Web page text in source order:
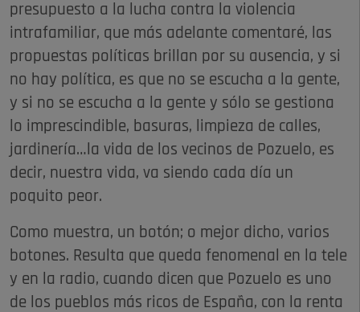
presupuesto a la lucha contra la violencia
intrafamiliar, que más adelante comentaré, las
propuestas políticas brillan por su ausencia, y si
no hay política, es que no se escucha a la gente,
y si no se escucha a la gente y sólo se gestiona
lo imprescindible, basuras, limpieza de calles,
jardinería…la vida de los vecinos de Pozuelo, es
decir, nuestra vida, va siendo cada día un
poquito peor.
Como muestra, un botón; o mejor dicho, varios
botones. Resulta que queda fenomenal en la tele
y en la radio, cuando dicen que Pozuelo es uno
de los pueblos más ricos de España, con la renta